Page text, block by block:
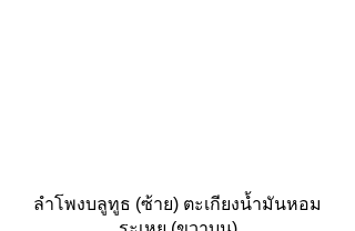
ลำโพงบลูทูธ (ซ้าย) ตะเกียงน้ำมันหอม